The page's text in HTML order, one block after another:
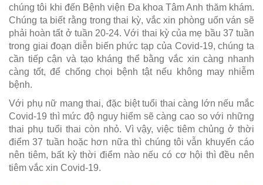
chúng tôi khi đến Bệnh viện Đa khoa Tâm Anh thăm khám.
Chúng ta biết rằng trong thai kỳ, vắc xin phòng uốn ván sẽ
phải hoàn tất ở tuần 20-24. Với thai kỳ của mẹ bầu 37 tuần
trong giai đoạn diễn biến phức tạp của Covid-19, chúng ta
cần tiếp cận và tạo kháng thể bằng vắc xin càng nhanh
càng tốt, để chống chọi bệnh tật nếu không may nhiễm
bệnh.
Với phụ nữ mang thai, đặc biệt tuổi thai càng lớn nếu mắc
Covid-19 thì mức độ nguy hiểm sẽ càng cao so với những
thai phụ tuổi thai còn nhỏ. Vì vậy, việc tiêm chủng ở thời
điểm 37 tuần hoặc hơn nữa thì chúng tôi vẫn khuyến cáo
nên tiêm, bất kỳ thời điểm nào nếu có cơ hội thì đều nên
tiêm vắc xin Covid-19.